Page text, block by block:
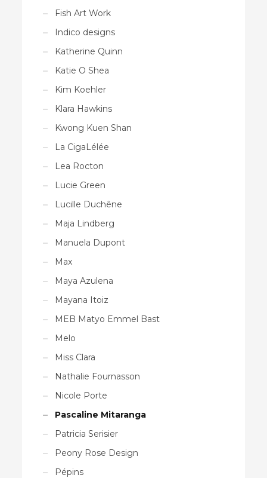
Fish Art Work
Indico designs
Katherine Quinn
Katie O Shea
Kim Koehler
Klara Hawkins
Kwong Kuen Shan
La CigaLélée
Lea Rocton
Lucie Green
Lucille Duchêne
Maja Lindberg
Manuela Dupont
Max
Maya Azulena
Mayana Itoiz
MEB Matyo Emmel Bast
Melo
Miss Clara
Nathalie Fournasson
Nicole Porte
Pascaline Mitaranga
Patricia Serisier
Peony Rose Design
Pépins